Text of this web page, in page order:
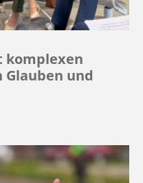
komplexen
Glauben und